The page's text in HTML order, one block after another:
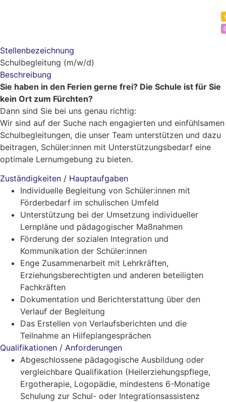
Stellenbezeichnung
Schulbegleitung (m/w/d)
Beschreibung
Sie haben in den Ferien gerne frei? Die Schule ist für Sie
kein Ort zum Fürchten?
Dann sind Sie bei uns genau richtig:
Wir sind auf der Suche nach engagierten und einfühlsamen
Schulbegleitungen, die unser Team unterstützen und dazu
beitragen, Schüler:innen mit Unterstützungsbedarf eine
optimale Lernumgebung zu bieten.
Zuständigkeiten / Hauptaufgaben
Individuelle Begleitung von Schüler:innen mit
Förderbedarf im schulischen Umfeld
Unterstützung bei der Umsetzung individueller
Lernpläne und pädagogischer Maßnahmen
Förderung der sozialen Integration und
Kommunikation der Schüler:innen
Enge Zusammenarbeit mit Lehrkräften,
Erziehungsberechtigten und anderen beteiligten
Fachkräften
Dokumentation und Berichterstattung über den
Verlauf der Begleitung
Das Erstellen von Verlaufsberichten und die
Teilnahme an Hilfeplangesprächen
Qualifikationen / Anforderungen
Abgeschlossene pädagogische Ausbildung oder
vergleichbare Qualifikation (Heilerziehungspflege,
Ergotherapie, Logopädie, mindestens 6-Monatige
Schulung zur Schul- oder Integrationsassistenz